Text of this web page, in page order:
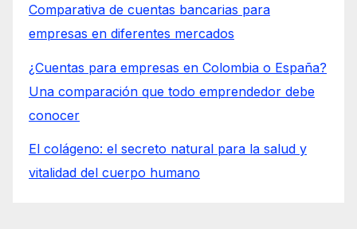
Comparativa de cuentas bancarias para
empresas en diferentes mercados
¿Cuentas para empresas en Colombia o España?
Una comparación que todo emprendedor debe
conocer
El colágeno: el secreto natural para la salud y
vitalidad del cuerpo humano